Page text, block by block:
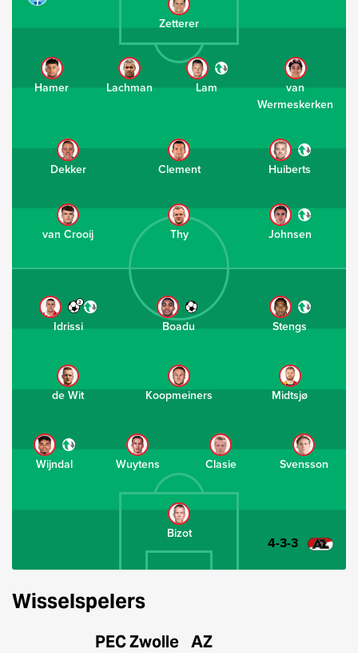
Zetterer
Hamer Lachman Lam
van
Wermeskerken
Dekker Clement Huiberts
van Crooij Thy Johnsen
Bizot
Svensson
Clasie
Wuytens
Wijndal
Midtsjø
Koopmeiners
de Wit
Stengs
Boadu
2
Idrissi
4-3-3
Wisselspelers
PEC Zwolle AZ